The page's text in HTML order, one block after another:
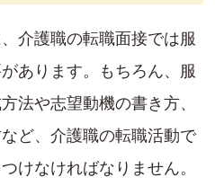
介護職の転職面接では服
あります。もちろん、服
法や志望動機の書き方、
ど、介護職の転職活動で
けなければなりません。